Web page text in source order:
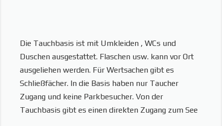
Die Tauchbasis ist mit Umkleiden , WCs und
Duschen ausgestattet. Flaschen usw. kann vor Ort
ausgeliehen werden. Für Wertsachen gibt es
Schließfächer. In die Basis haben nur Taucher
Zugang und keine Parkbesucher. Von der
Tauchbasis gibt es einen direkten Zugang zum See